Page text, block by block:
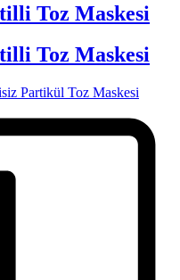
Toz Maskesi
Toz Maskesi